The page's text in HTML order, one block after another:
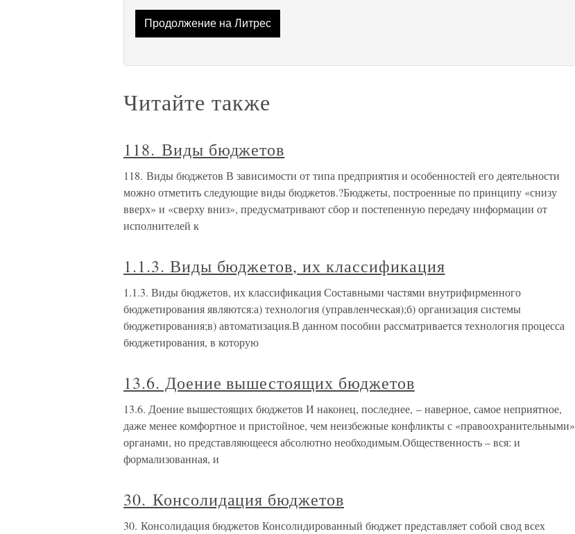
Продолжение на Литрес
Читайте также
118. Виды бюджетов
118. Виды бюджетов В зависимости от типа предприятия и особенностей его деятельности
можно отметить следующие виды бюджетов.?Бюджеты, построенные по принципу «снизу
вверх» и «сверху вниз», предусматривают сбор и постепенную передачу информации от
исполнителей к
1.1.3. Виды бюджетов, их классификация
1.1.3. Виды бюджетов, их классификация Составными частями внутрифирменного
бюджетирования являются:а) технология (управленческая);б) организация системы
бюджетирования;в) автоматизация.В данном пособии рассматривается технология процесса
бюджетирования, в которую
13.6. Доение вышестоящих бюджетов
13.6. Доение вышестоящих бюджетов И наконец, последнее, – наверное, самое неприятное,
даже менее комфортное и пристойное, чем неизбежные конфликты с «правоохранительными»
органами, но представляющееся абсолютно необходимым.Общественность – вся: и
формализованная, и
30. Консолидация бюджетов
30. Консолидация бюджетов Консолидированный бюджет представляет собой свод всех